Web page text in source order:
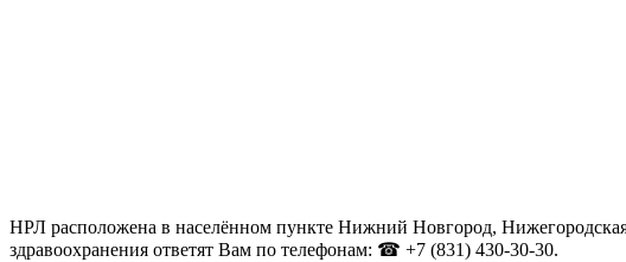
НРЛ расположена в населённом пункте Нижний Новгород,
здравоохранения ответят Вам по телефонам: ☎ +7 (831) 430-30-30.